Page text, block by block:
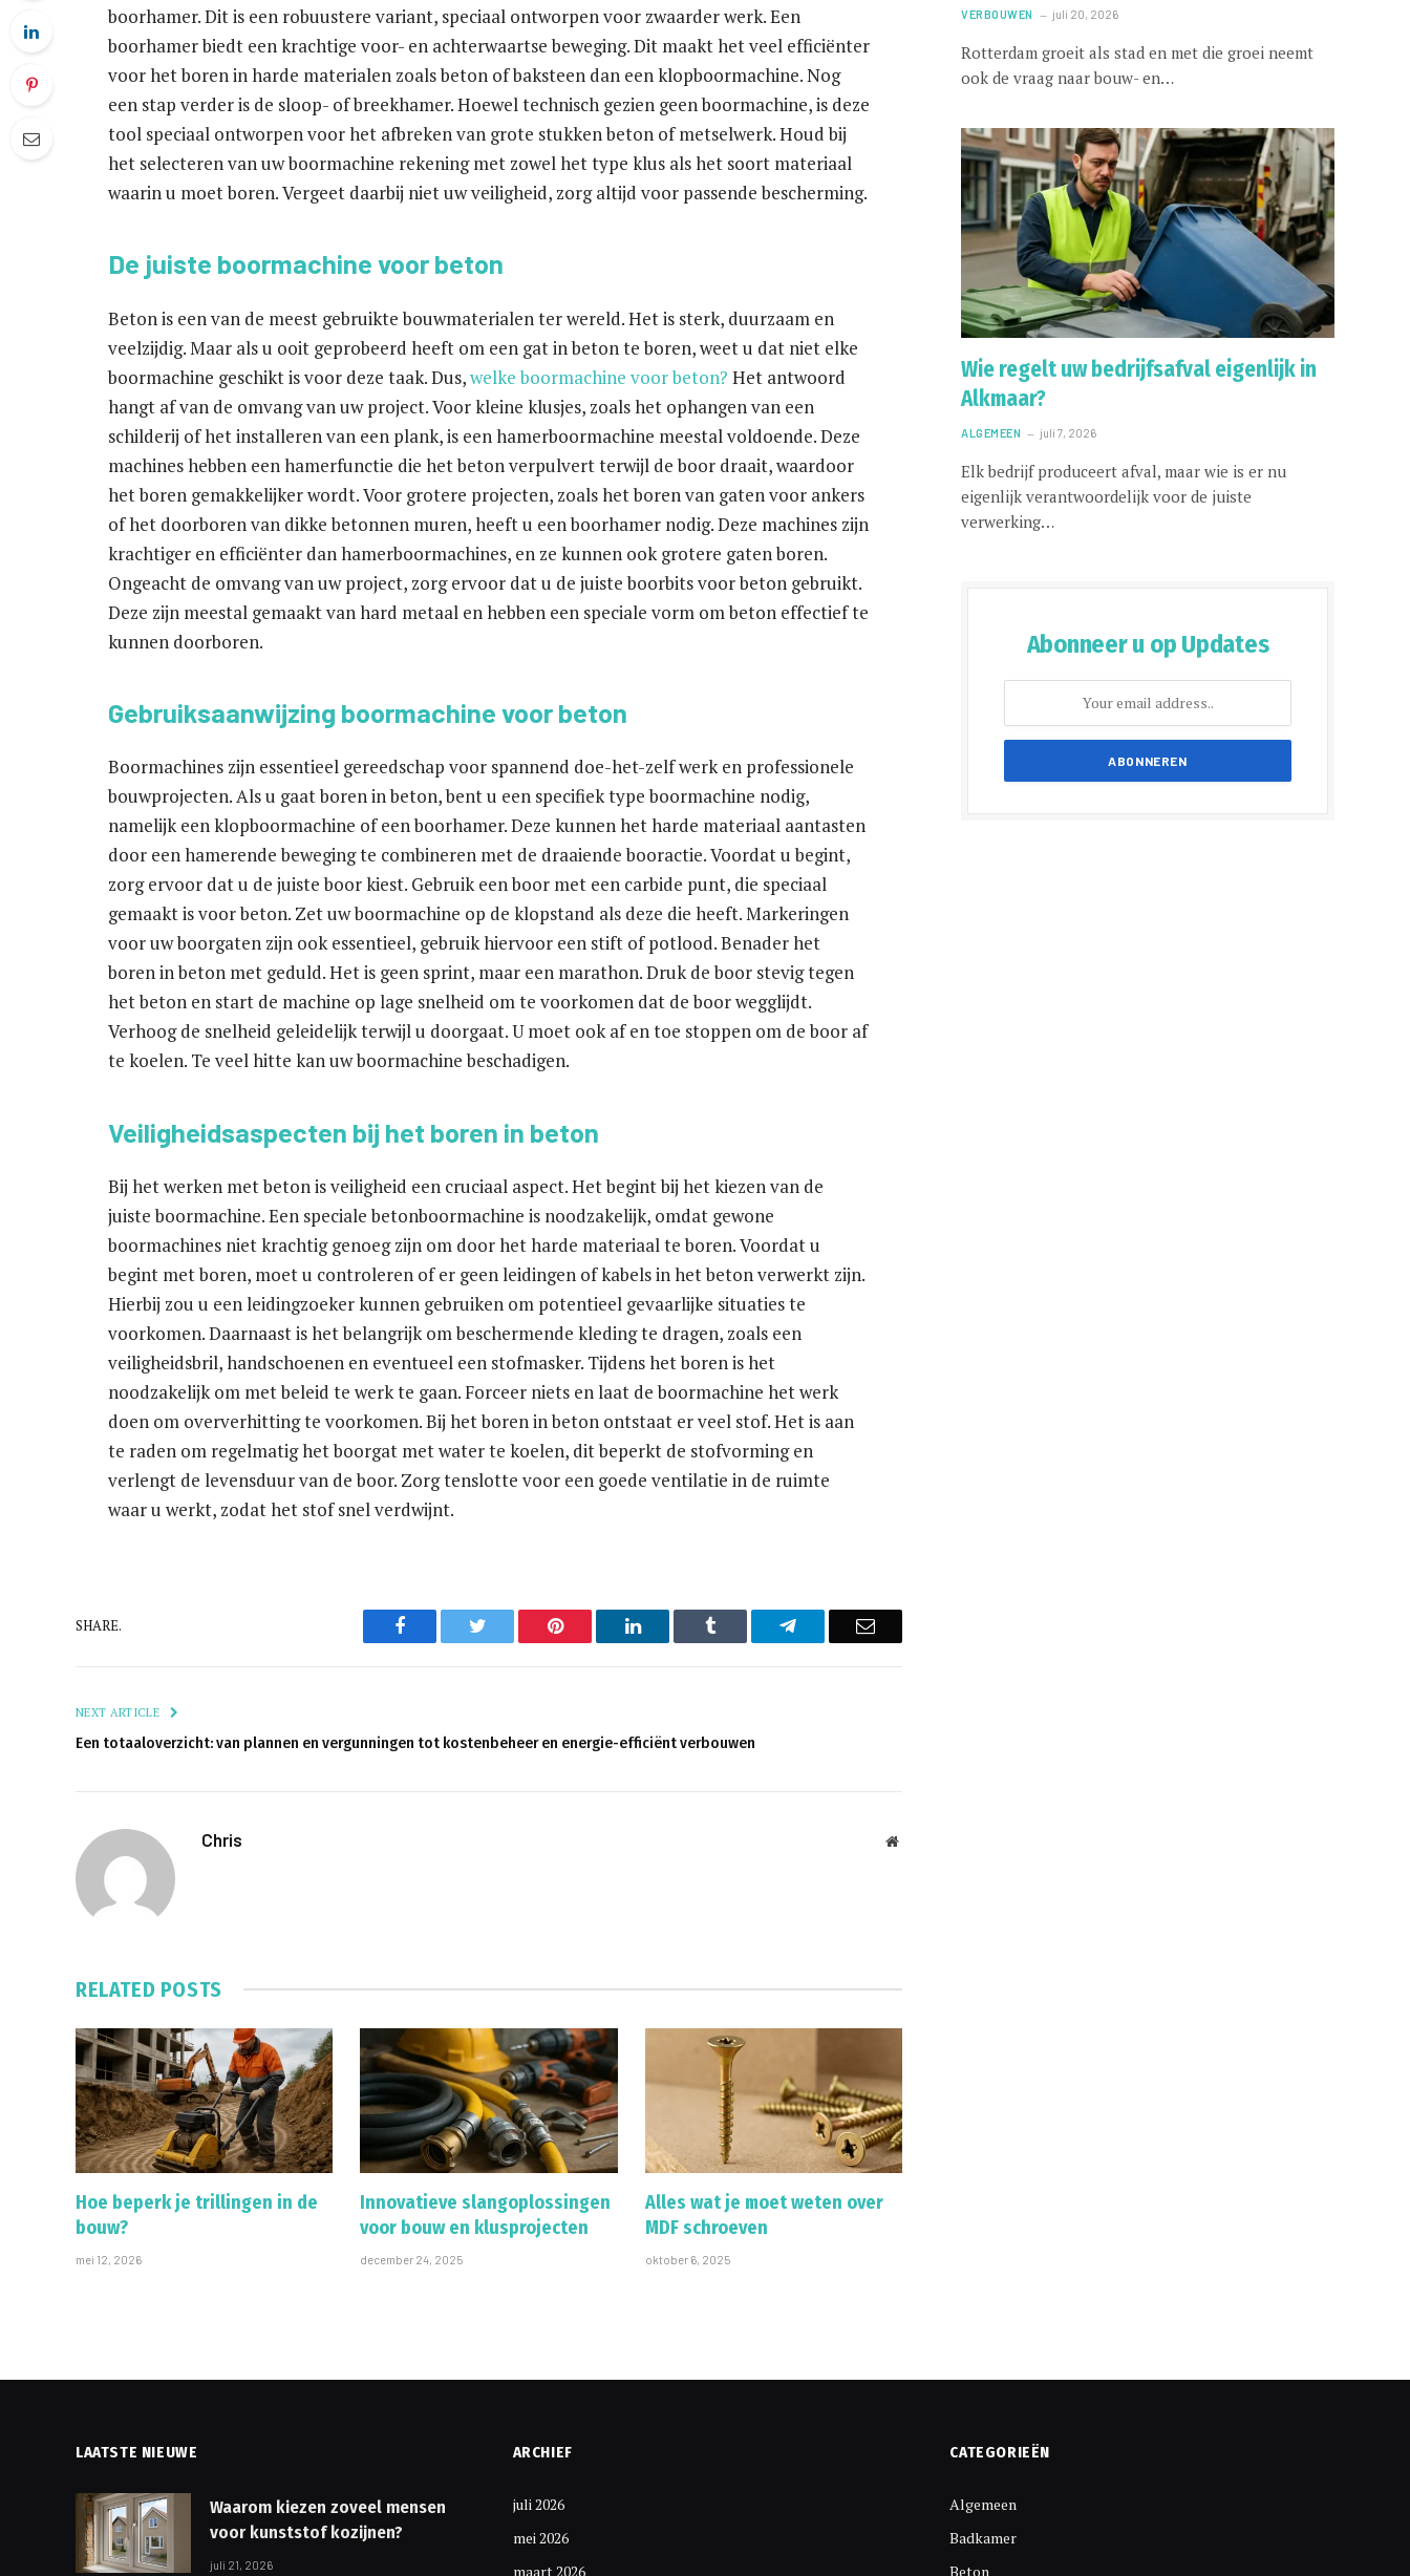
boorhamer. Dit is een robuustere variant, speciaal ontworpen voor zwaarder werk. Een
boorhamer biedt een krachtige voor- en achterwaartse beweging. Dit maakt het veel efficiënter
voor het boren in harde materialen zoals beton of baksteen dan een klopboormachine. Nog
een stap verder is de sloop- of breekhamer. Hoewel technisch gezien geen boormachine, is deze
tool speciaal ontworpen voor het afbreken van grote stukken beton of metselwerk. Houd bij
het selecteren van uw boormachine rekening met zowel het type klus als het soort materiaal
waarin u moet boren. Vergeet daarbij niet uw veiligheid, zorg altijd voor passende bescherming.
De juiste boormachine voor beton
Beton is een van de meest gebruikte bouwmaterialen ter wereld. Het is sterk, duurzaam en
veelzijdig. Maar als u ooit geprobeerd heeft om een gat in beton te boren, weet u dat niet elke
boormachine geschikt is voor deze taak. Dus,welke boormachine voor beton? Het antwoord
hangt af van de omvang van uw project. Voor kleine klusjes, zoals het ophangen van een
schilderij of het installeren van een plank, is een hamerboormachine meestal voldoende. Deze
machines hebben een hamerfunctie die het beton verpulvert terwijl de boor draait, waardoor
het boren gemakkelijker wordt. Voor grotere projecten, zoals het boren van gaten voor ankers
of het doorboren van dikke betonnen muren, heeft u een boorhamer nodig. Deze machines zijn
krachtiger en efficiënter dan hamerboormachines, en ze kunnen ook grotere gaten boren.
Ongeacht de omvang van uw project, zorg ervoor dat u de juiste boorbits voor beton gebruikt.
Deze zijn meestal gemaakt van hard metaal en hebben een speciale vorm om beton effectief te
kunnen doorboren.
Gebruiksaanwijzing boormachine voor beton
Boormachines zijn essentieel gereedschap voor spannend doe-het-zelf werk en professionele
bouwprojecten. Als u gaat boren in beton, bent u een specifiek type boormachine nodig,
namelijk een klopboormachine of een boorhamer. Deze kunnen het harde materiaal aantasten
door een hamerende beweging te combineren met de draaiende booractie. Voordat u begint,
zorg ervoor dat u de juiste boor kiest. Gebruik een boor met een carbide punt, die speciaal
gemaakt is voor beton. Zet uw boormachine op de klopstand als deze die heeft. Markeringen
voor uw boorgaten zijn ook essentieel, gebruik hiervoor een stift of potlood. Benader het
boren in beton met geduld. Het is geen sprint, maar een marathon. Druk de boor stevig tegen
het beton en start de machine op lage snelheid om te voorkomen dat de boor wegglijdt.
Verhoog de snelheid geleidelijk terwijl u doorgaat. U moet ook af en toe stoppen om de boor af
te koelen. Te veel hitte kan uw boormachine beschadigen.
Veiligheidsaspecten bij het boren in beton
Bij het werken met beton is veiligheid een cruciaal aspect. Het begint bij het kiezen van de
juiste boormachine. Een speciale betonboormachine is noodzakelijk, omdat gewone
boormachines niet krachtig genoeg zijn om door het harde materiaal te boren. Voordat u
begint met boren, moet u controleren of er geen leidingen of kabels in het beton verwerkt zijn.
Hierbij zou u een leidingzoeker kunnen gebruiken om potentieel gevaarlijke situaties te
voorkomen. Daarnaast is het belangrijk om beschermende kleding te dragen, zoals een
veiligheidsbril, handschoenen en eventueel een stofmasker. Tijdens het boren is het
noodzakelijk om met beleid te werk te gaan. Forceer niets en laat de boormachine het werk
doen om oververhitting te voorkomen. Bij het boren in beton ontstaat er veel stof. Het is aan
te raden om regelmatig het boorgat met water te koelen, dit beperkt de stofvorming en
verlengt de levensduur van de boor. Zorg tenslotte voor een goede ventilatie in de ruimte
waar u werkt, zodat het stof snel verdwijnt.
SHARE. Facebook Twitter Pinterest LinkedIn Tumblr Telegram Email
NEXT ARTICLE
Een totaaloverzicht: van plannen en vergunningen tot kostenbeheer en energie-efficiënt verbouwen
Chris Website
RELATED POSTS
Hoe beperk je trillingen in de
bouw?
mei 12, 2026
Innovatieve slangoplossingen
voor bouw en klusprojecten
december 24, 2025
Alles wat je moet weten over
MDF schroeven
oktober 6, 2025
VERBOUWEN juli 20, 2026
Rotterdam groeit als stad en met die groei neemt
ook de vraag naar bouw- en…
Wie regelt uw bedrijfsafval eigenlijk in
Alkmaar?
ALGEMEEN juli 7, 2026
Elk bedrijf produceert afval, maar wie is er nu
eigenlijk verantwoordelijk voor de juiste
verwerking…
Abonneer u op Updates
LAATSTE NIEUWE
Waarom kiezen zoveel mensen
voor kunststof kozijnen?
juli 21, 2026
ARCHIEF
juli 2026
mei 2026
maart 2026
CATEGORIEËN
Algemeen
Badkamer
Beton